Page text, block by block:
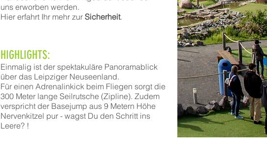
uns erworben werden.
Hier erfahrt Ihr mehr zur Sicherheit.
HIGHLIGHTS:
Einmalig ist der spektakuläre Panoramablick
über das Leipziger Neuseenland.
Für einen Adrenalinkick beim Fliegen sorgt die
300 Meter lange Seilrutsche (Zipline). Zudem
verspricht der Basejump aus 9 Metern Höhe
Nervenkitzel pur - wagst Du den Schritt ins
Leere? !